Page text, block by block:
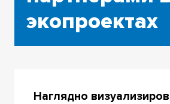
экопроектах
Наглядно